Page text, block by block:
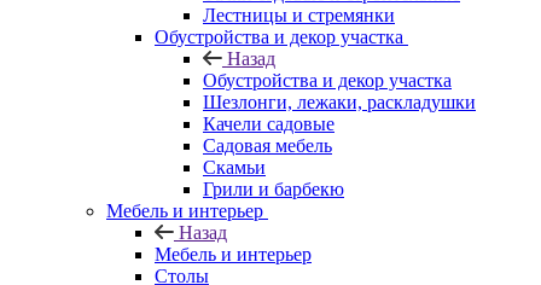
Лестницы и стремянки
Обустройства и декор участка
Назад
Обустройства и декор участка
Шезлонги, лежаки, раскладушки
Качели садовые
Садовая мебель
Скамьи
Грили и барбекю
Мебель и интерьер
Назад
Мебель и интерьер
Столы